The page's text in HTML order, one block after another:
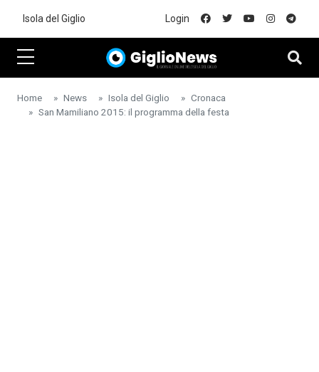
Isola del Giglio Login
Home News Isola del Giglio
Cronaca
San Mamiliano 2015: il programma della festa